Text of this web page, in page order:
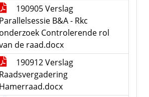
190905 Verslag
Parallelsessie B&A - Rkc
onderzoek Controlerende rol
de raad.docx
190912 Verslag
Raadsvergadering
Hamerraad.docx